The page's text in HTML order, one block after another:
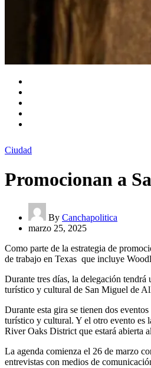
Ciudad
Promocionan a
By Canchapolitica
marzo 25, 2025
Como parte de la estrategia de
de trabajo en Texas que incluye
Durante tres días, la delegación
turístico y cultural de San Miguel de
Durante esta gira se tienen dos
turístico y cultural. Y el otro evento es
River Oaks District que estará abierta
La agenda comienza el 26 de marzo
entrevistas con medios de